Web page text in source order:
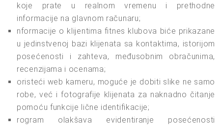
koje prate u realnom vremenu i prethodne
informacije na glavnom računaru;
nformacije o klijentima fitnes klubova biće prikazane
u jedinstvenoj bazi klijenata sa kontaktima, istorijom
posećenosti i zahteva, međusobnim obračunima,
recenzijama i ocenama;
oristeći web kameru, moguće je dobiti slike ne samo
robe, već i fotografije klijenata za naknadno čitanje
pomoću funkcije lične identifikacije;
rogram olakšava evidentiranje posećenosti